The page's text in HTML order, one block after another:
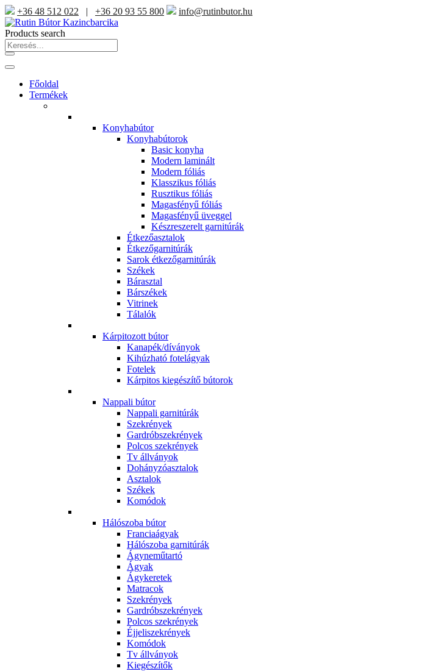
+36 48 512 022 | +36 20 93 55 800 info@rutinbutor.hu
Products search
Főoldal
Termékek
Konyhabútor
Konyhabútorok
Basic konyha
Modern laminált
Modern fóliás
Klasszikus fóliás
Rusztikus fóliás
Magasfényű fóliás
Magasfényű üveggel
Készreszerelt garnitúrák
Étkezőasztalok
Étkezőgarnitúrák
Sarok étkezőgarnitúrák
Székek
Bárasztal
Bárszékek
Vitrinek
Tálalók
Kárpitozott bútor
Kanapék/díványok
Kihúzható fotelágyak
Fotelek
Kárpitos kiegészítő bútorok
Nappali bútor
Nappali garnitúrák
Szekrények
Gardróbszekrények
Polcos szekrények
Tv állványok
Dohányzóasztalok
Asztalok
Székek
Komódok
Hálószoba bútor
Franciaágyak
Hálószoba garnitúrák
Ágyneműtartó
Ágyak
Ágykeretek
Matracok
Szekrények
Gardróbszekrények
Polcos szekrények
Éjjeliszekrények
Komódok
Tv állványok
Kiegészítők